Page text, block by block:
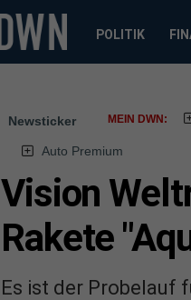
POLITIK
Newsticker MEIN DWN:
Auto Premium
Vision
Rakete
Es ist der Probelauf